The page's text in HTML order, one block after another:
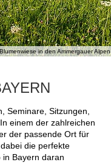
Seminare, Sitzungen,
einem der zahlreichen
der passende Ort für
die perfekte
Bayern daran
Blumenwiese in den Ammergauer Alpen